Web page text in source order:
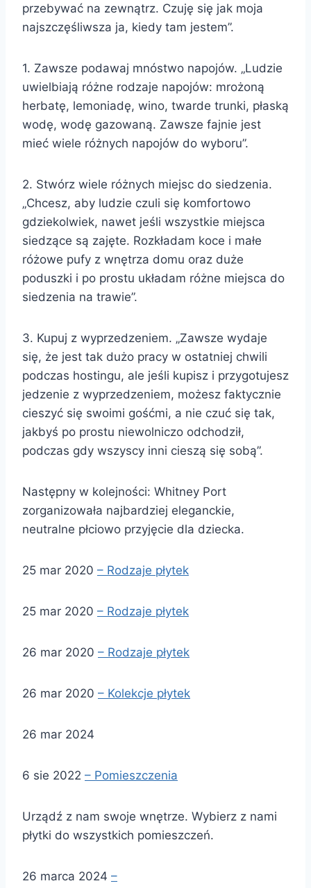
przebywać na zewnątrz. Czuję się jak moja
najszczęśliwsza ja, kiedy tam jestem”.
1. Zawsze podawaj mnóstwo napojów. „Ludzie
uwielbiają różne rodzaje napojów: mrożoną
herbatę, lemoniadę, wino, twarde trunki, płaską
wodę, wodę gazowaną. Zawsze fajnie jest
mieć wiele różnych napojów do wyboru”.
2. Stwórz wiele różnych miejsc do siedzenia.
„Chcesz, aby ludzie czuli się komfortowo
gdziekolwiek, nawet jeśli wszystkie miejsca
siedzące są zajęte. Rozkładam koce i małe
różowe pufy z wnętrza domu oraz duże
poduszki i po prostu układam różne miejsca do
siedzenia na trawie”.
3. Kupuj z wyprzedzeniem. „Zawsze wydaje
się, że jest tak dużo pracy w ostatniej chwili
podczas hostingu, ale jeśli kupisz i przygotujesz
jedzenie z wyprzedzeniem, możesz faktycznie
cieszyć się swoimi gośćmi, a nie czuć się tak,
jakbyś po prostu niewolniczo odchodził,
podczas gdy wszyscy inni cieszą się sobą”.
Następny w kolejności: Whitney Port
zorganizowała najbardziej eleganckie,
neutralne płciowo przyjęcie dla dziecka.
25 mar 2020 – Rodzaje płytek
25 mar 2020 – Rodzaje płytek
26 mar 2020 – Rodzaje płytek
26 mar 2020 – Kolekcje płytek
26 mar 2024
6 sie 2022 – Pomieszczenia
Urządź z nam swoje wnętrze. Wybierz z nami
płytki do wszystkich pomieszczeń.
26 marca 2024 –